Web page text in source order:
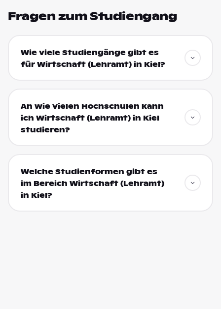
Fragen zum Studiengang
Wie viele Studiengänge gibt es
für Wirtschaft (Lehramt) in Kiel?
An wie vielen Hochschulen kann
ich Wirtschaft (Lehramt) in Kiel
studieren?
Welche Studienformen gibt es
im Bereich Wirtschaft (Lehramt)
in Kiel?